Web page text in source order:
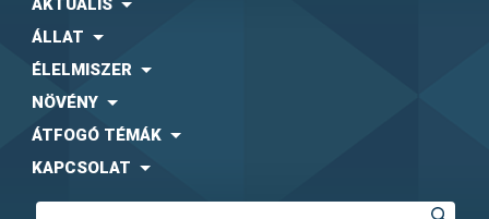
AKTUÁLIS
ÁLLAT
ÉLELMISZER
NÖVÉNY
ÁTFOGÓ TÉMÁK
KAPCSOLAT